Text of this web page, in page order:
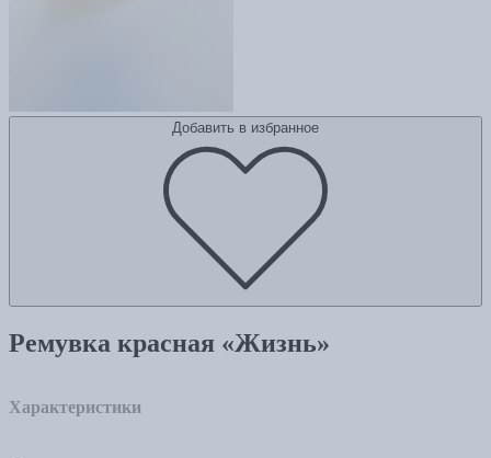
Добавить в избранное
Ремувка красная «Жизнь»
Характеристики